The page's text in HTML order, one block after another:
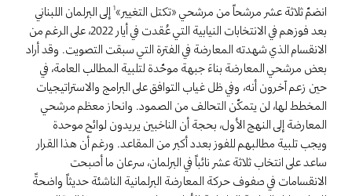
انضمّ ثلاثة عشر مرشحاً من مرشحي «تكتل التغيير»1 إلى البرلمان اللبناني
بعد فوزهم في الانتخابات النيابية التي عُقدت في أيار 2022، على الرغم من
الانقسام الذي شهدته المعارضة في الفترة التي سبقت التصويت. وقد أراد
بعض مرشحي المعارضة بناءَ جبهة موحّدة لتلبية المطالب العامة، في
حين زعم آخرون أنه، وفي ظل غياب التوافق على البرامج والاستراتيجيات
المخطط لها، لن يتمكّن التحالف من الصمود. وانحاز معظم مرشحي
المعارضة إلى النهج الأول، بحجة أن الناخبين يريدون لوائح موحدة
ويجب تلبية مطالبهم للفوز بعدد أكبر من المقاعد. ورغم أن هذا القرار
ساعد على انتخاب ثلاثة عشر نائباً في البرلمان، سرعان ما أصبحت
الانقسامات في صفوف حركة المعارضة البرلمانية الناشئة حديثاً واضحةً